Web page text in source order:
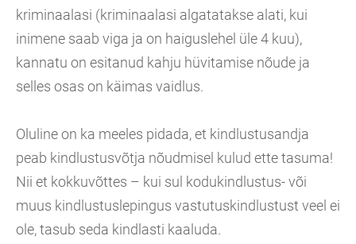
kriminaalasi (kriminaalasi algatatakse alati, kui
inimene saab viga ja on haiguslehel üle 4 kuu),
kannatu on esitanud kahju hüvitamise nõude ja
selles osas on käimas vaidlus.
Oluline on ka meeles pidada, et kindlustusandja
peab kindlustusvõtja nõudmisel kulud ette tasuma!
Nii et kokkuvõttes – kui sul kodukindlustus- või
muus kindlustuslepingus vastutuskindlustust veel ei
ole, tasub seda kindlasti kaaluda.